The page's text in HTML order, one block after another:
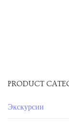
PRODUCT
Экскурсии